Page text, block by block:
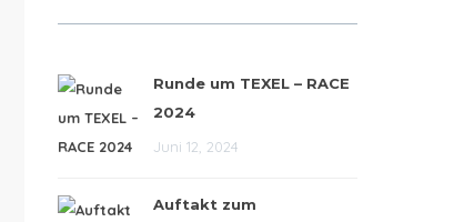
Runde um TEXEL – RACE
2024
Juni 12, 2024
Auftakt zum